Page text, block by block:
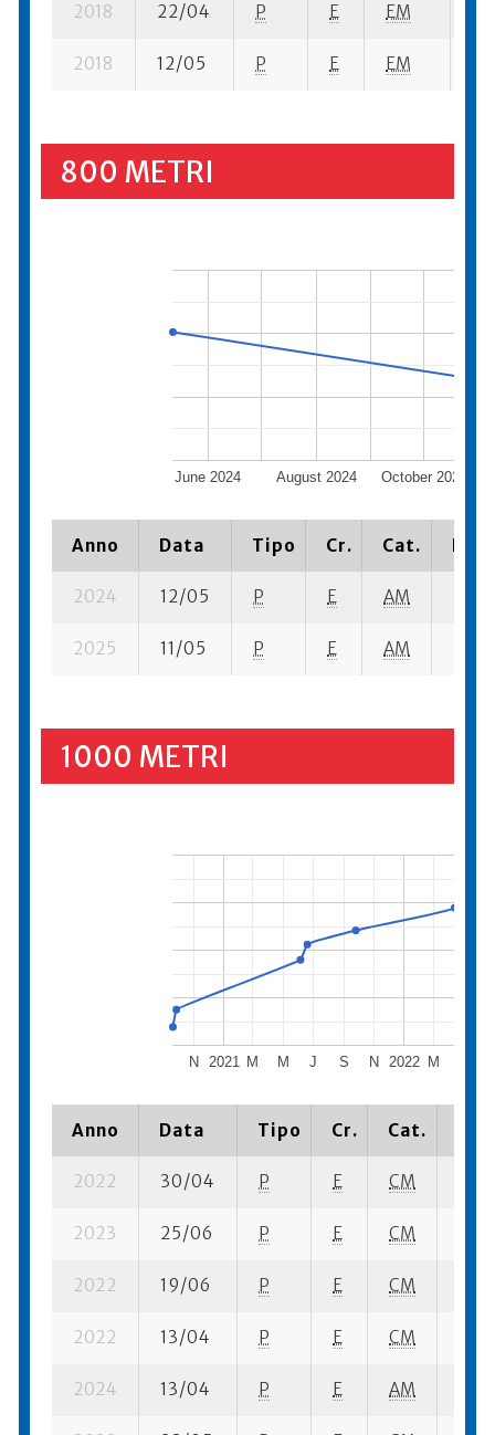
2018 22/04 P E EM
2018 12/05 P E EM
800 METRI
June 2024 August 2024 October 2024
Anno Data Tipo Cr. Cat.
2024 12/05 P E AM
2025 11/05 P E AM
1000 METRI
2021 2022
N M M J S N M
Anno Data Tipo Cr. Cat.
2022 30/04 P E CM
2023 25/06 P E CM
2022 19/06 P E CM
2022 13/04 P E CM
2024 13/04 P E AM